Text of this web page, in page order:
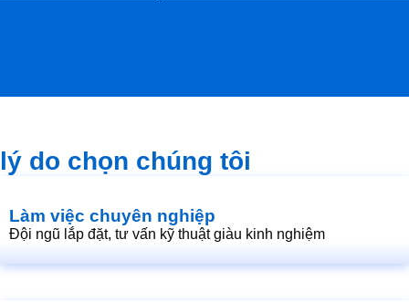
lý do chọn chúng tôi
Làm việc chuyên nghiệp
Đội ngũ lắp đặt, tư vấn kỹ thuật giàu kinh nghiệm